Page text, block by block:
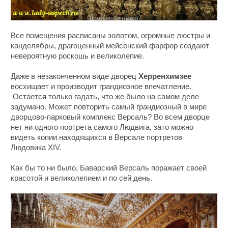
Все помещения расписаны золотом, огромные люстры и
канделябры, драгоценный мейсенский фарфор создают
невероятную роскошь и великолепие.
Даже в незаконченном виде дворецХерренхимзее
восхищает и производит грандиозное впечатление.
Остается только гадать, что же было на самом деле
задумано. Может повторить самый грандиозный в мире
дворцово-парковый комплекс Версаль? Во всем дворце
нет ни одного портрета самого Людвига, зато можно
видеть копии находящихся в Версале портретов
Людовика XIV.
Как бы то ни было, Баварский Версаль поражает своей
красотой и великолепием и по сей день.